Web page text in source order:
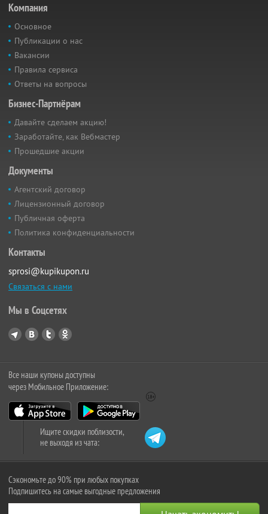
Компания
Основное
Публикации о нас
Вакансии
Правила сервиса
Ответы на вопросы
Бизнес-Партнёрам
Давайте сделаем акцию!
Заработайте, как Вебмастер
Прошедшие акции
Документы
Агентский договор
Лицензионный договор
Публичная оферта
Политика конфиденциальности
Контакты
sprosi@kupikupon.ru
Связаться с нами
Мы в Соцсетях
Все наши купоны доступны
через Мобильное Приложение:
Ищите скидки поблизости,
не выходя из чата:
Сэкономьте до 90% при любых покупках
Подпишитесь на самые выгодные предложения